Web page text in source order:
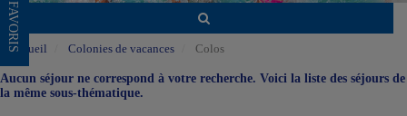
FAVORIS
Accueil Colonies de vacances Colos
Aucun séjour ne correspond à votre recherche. Voici la liste des séjours de
la même sous-thématique.